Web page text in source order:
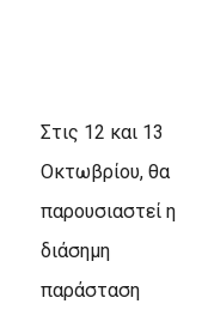
Στις 12 και 13
Οκτωβρίου, θα
παρουσιαστεί η
διάσημη
παράσταση